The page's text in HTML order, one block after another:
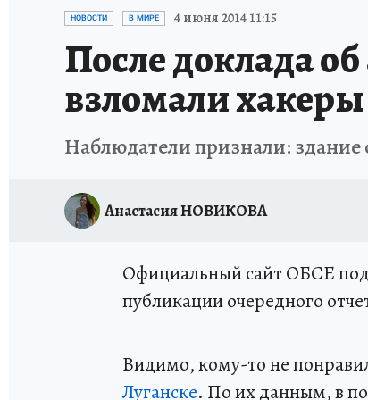
ИСПЫТАНО НА СЕБЕ
НОВОСТИ В МИРЕ 4 июня 2014 11:15
После доклада
взломали хакеры
Наблюдатели признали: здание
Анастасия НОВИКОВА
Официальный сайт ОБСЕ
публикации очередного
Видимо, кому-то не
Луганске. По их данным, в